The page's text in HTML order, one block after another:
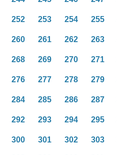
252 253 254 255
260 261 262 263
268 269 270 271
276 277 278 279
284 285 286 287
292 293 294 295
300 301 302 303